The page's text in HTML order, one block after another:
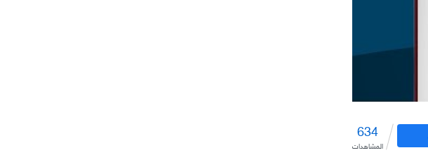
634
المشاهدات